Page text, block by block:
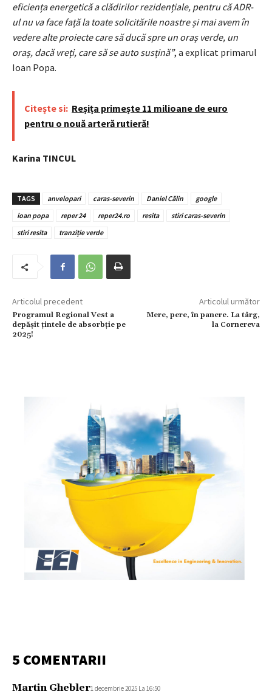
eficiența energetică a clădirilor rezidențiale, pentru că ADR-
ul nu va face față la toate solicitările noastre și mai avem în
vedere alte proiecte care să ducă spre un oraș verde, un
oraș, dacă vreți, care să se auto susțină”, a explicat primarul
Ioan Popa.
Citește si: Reșița primește 11 milioane de euro
pentru o nouă arteră rutieră!
Karina TINCUL
TAGS anvelopari caras-severin Daniel Călin
google
ioan popa
reper 24 reper24.ro resita
stiri caras-severin
stiri resita
tranziție verde
Articolul precedent
Programul Regional Vest a
depășit țintele de absorbție pe
2025!
Articolul următor
Mere, pere, în panere. La târg,
la Cornereva
5 COMENTARII
Martin Ghebler1 decembrie 2025 La 16:50